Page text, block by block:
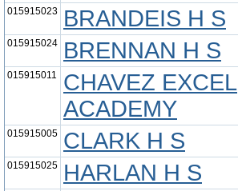
015915023 BRANDEIS H S
015915024 BRENNAN H S
015915011
CHAVEZ EXCEL
ACADEMY
015915005 CLARK H S
015915025 HARLAN H S